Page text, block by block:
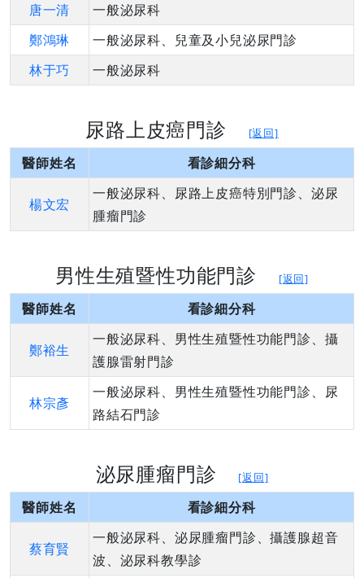
唐一清
一般泌尿科
鄭鴻琳
一般泌尿科、兒童及小兒泌尿門診
林于巧
一般泌尿科
尿路上皮癌門診 [返回]
醫師姓名 看診細分科
楊文宏
一般泌尿科、尿路上皮癌特別門診、泌尿
腫瘤門診
男性生殖暨性功能門診 [返回]
醫師姓名 看診細分科
鄭裕生
一般泌尿科、男性生殖暨性功能門診、攝
護腺雷射門診
林宗彥
一般泌尿科、男性生殖暨性功能門診、尿
路結石門診
泌尿腫瘤門診 [返回]
醫師姓名 看診細分科
蔡育賢
一般泌尿科、泌尿腫瘤門診、攝護腺超音
波、泌尿科教學診